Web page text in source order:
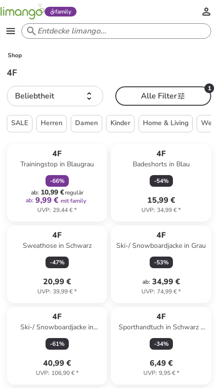
family
Shop
4F
Beliebtheit
1
Alle Filter
SALE Herren Damen Kinder Home & Living
4F
Trainingstop in Blaugrau
-66%
ab: 10,99 €regulär
ab: 9,99 € mit family
UVP: 29,44 €*
4F
Badeshorts in Blau
-54%
15,99 €
UVP: 34,99 €*
4F
Sweathose in Schwarz
-47%
20,99 €
UVP: 39,99 €*
4F
Ski-/ Snowboardjacke in Grau
-53%
ab: 34,99 €
UVP: 74,99 €*
4F
Ski-/ Snowboardjacke in
Creme
-61%
40,99 €
UVP: 106,90 €*
4F
Sporthandtuch in Schwarz -
(B)65 x (H)90 cm
-34%
6,49 €
UVP: 9,95 €*